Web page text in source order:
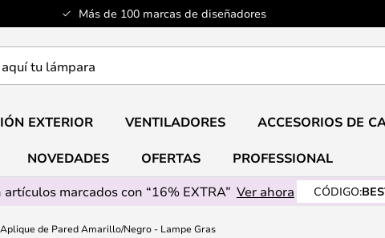
Más de 100 marcas de diseñadores
EXTERIOR VENTILADORES ACCESORIOS DE
NOVEDADES OFERTAS
PROFESSIONAL
artículos marcados con “16% EXTRA” Ver ahora CÓDIGO:
de Pared Amarillo/Negro - Lampe Gras